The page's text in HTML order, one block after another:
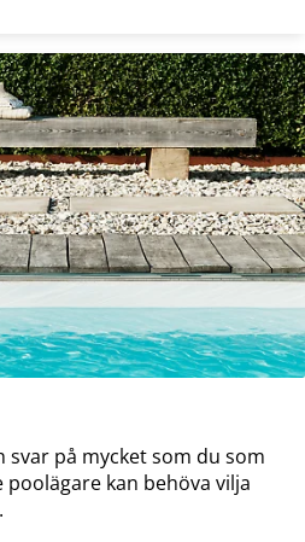
på mycket som du som
kan behöva vilja